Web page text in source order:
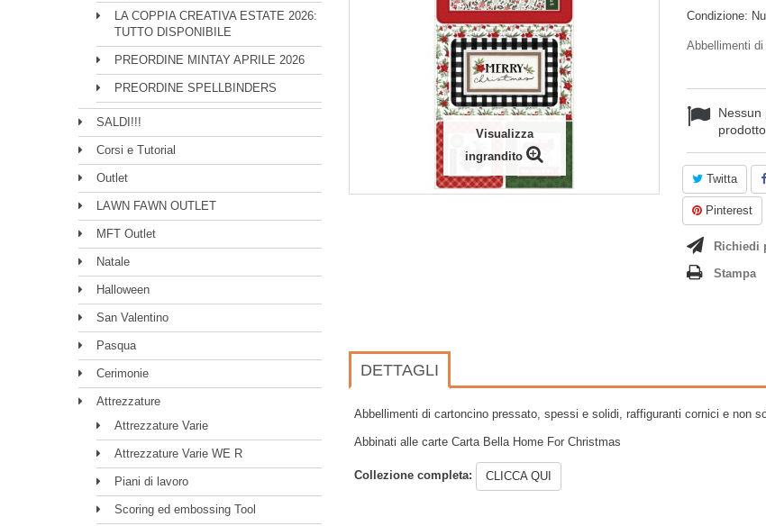
LA COPPIA CREATIVA ESTATE 2026:
TUTTO DISPONIBILE
PREORDINE MINTAY APRILE 2026
PREORDINE SPELLBINDERS
SALDI!!!
Corsi e Tutorial
Outlet
LAWN FAWN OUTLET
MFT Outlet
Natale
Halloween
San Valentino
Pasqua
Cerimonie
Attrezzature
Attrezzature Varie
Attrezzature Varie WE R
Piani di lavoro
Scoring ed embossing Tool
Visualizza
ingrandito
Condizione:
Abbellimenti
Nessun
prodotto.
Twitta
Pinterest
Richiedi
Stampa
DETTAGLI
Abbellimenti di cartoncino pressato, spessi e solidi, raffiguranti cornici e non
Abbinati alle carte Carta Bella Home For Christmas
Collezione completa: CLICCA QUI